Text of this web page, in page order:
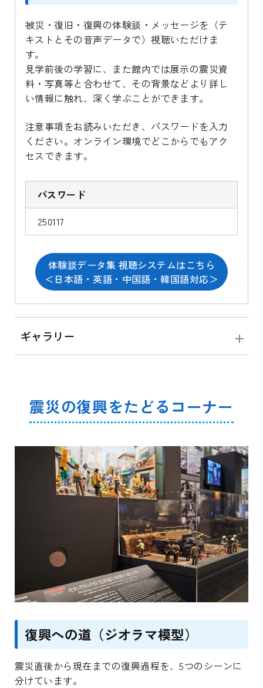
被災・復旧・復興の体験談・メッセージを（テ
キストとその音声データで）視聴いただけま
す。
見学前後の学習に、また館内では展示の震災資
料・写真等と合わせて、その背景などより詳し
い情報に触れ、深く学ぶことができます。
注意事項をお読みいただき、パスワードを入力
ください。オンライン環境でどこからでもアク
セスできます。
パスワード
250117
体験談データ集 視聴システムはこちら
＜日本語・英語・中国語・韓国語対応＞
ギャラリー
震災の復興をたどるコーナー
復興への道（ジオラマ模型）
震災直後から現在までの復興過程を、5つのシーンに
分けています。